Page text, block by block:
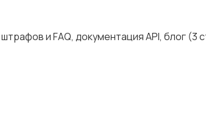
и FАQ, документация АРI, блог (3